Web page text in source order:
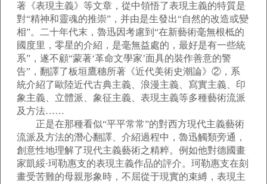
著《表現主義》等文章，從中領悟了表現主義的特質是
對“精神和靈魂的推崇”，并由是生發出“自然的改造或變
相”。二十年代末，魯迅因考慮到“在新藝術毫無根柢的
國度里，零星的介紹，是毫無益處的，最好是有一些統
系”，遂不顧“蒙著‘革命文學家’面具的裝作善意的警
告”，翻譯了板垣鷹穗所著《近代美術史潮論》②，系
統介紹了歐陸近代古典主義、浪漫主義、寫實主義、印
象主義、立體派、象征主義、表現主義等多種藝術流派
及方法……
正是在那種看似“平平常常”的對西方現代主義藝術
流派及方法的潛心翻譯、介紹過程中，魯迅觸類旁通，
創意性地理解了現代主義藝術之精粹。例如他對德國畫
家凱綏·珂勒惠支的表現主義作品的評介。珂勒惠支在刻
畫受苦難的母親形象時，不屈從于現實的束縛，表現主